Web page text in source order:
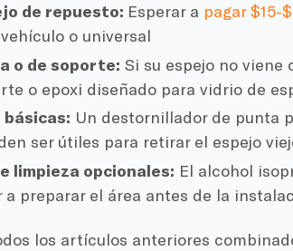
de repuesto: Esperar a pagar $15-
o universal
o de soporte: Si su espejo no viene
o epoxi diseñado para vidrio de
Un destornillador de punta
ser útiles para retirar el espejo
limpieza opcionales: El alcohol
a preparar el área antes de la
los artículos anteriores